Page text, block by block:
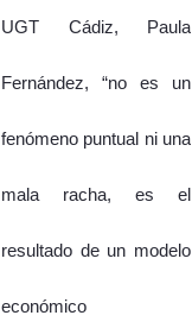
UGT Cádiz, Paula
Fernández, “no es un
fenómeno puntual ni una
mala racha, es el
resultado de un modelo
económico